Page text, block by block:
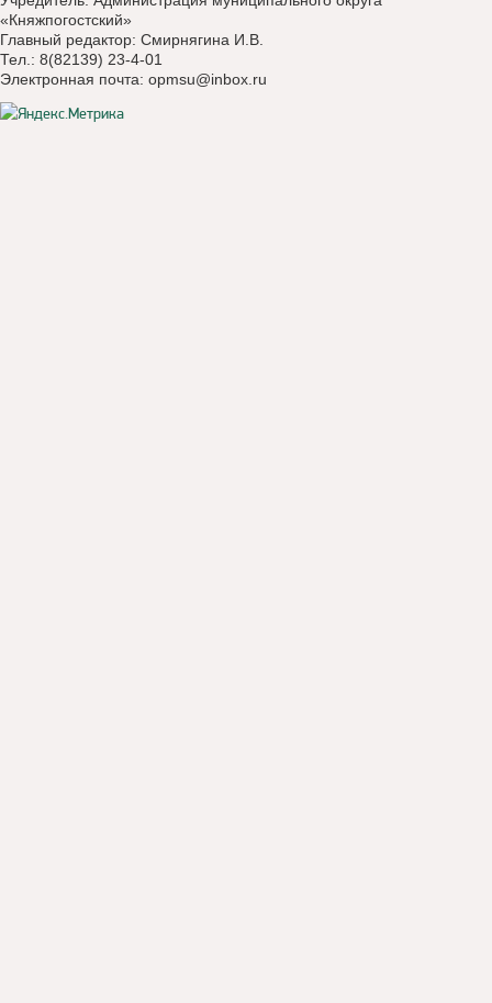
«Княжпогостский»
Главный редактор: Смирнягина И.В.
Тел.: 8(82139) 23-4-01
Электронная почта: opmsu@inbox.ru